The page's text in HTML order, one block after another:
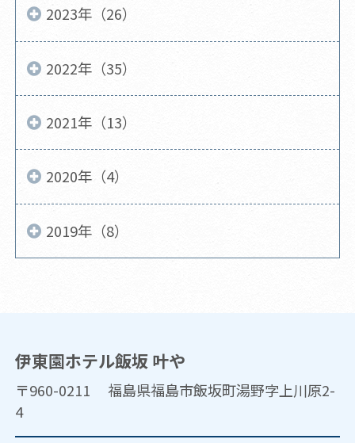
2023年（26）
2022年（35）
2021年（13）
2020年（4）
2019年（8）
伊東園ホテル飯坂 叶や
〒960-0211 福島県福島市飯坂町湯野字上川原2-
4